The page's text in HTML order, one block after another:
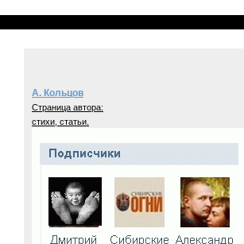
А. Кольцов
Страница автора:
стихи, статьи.